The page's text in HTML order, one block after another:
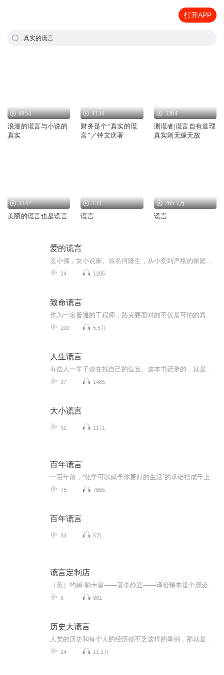
打开APP
真实的谎言
8854
浪漫的谎言与小说的
真实
4134
财务是个“真实的谎
言”／钟文庆著
3364
测谎者|谎言自有道理
真实则无缘无故
3342
美丽的谎言也是谎言
333
谎言
265.7万
谎言
爱的谎言
24 1205
致命谎言
100 5.5万
人生谎言
37 1485
大小谎言
32 1171
百年谎言
78 7865
百年谎言
54 5万
谎言定制店
5 881
历史大谎言
24 11.1万